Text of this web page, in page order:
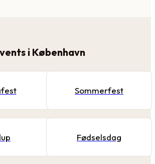
i København
Sommerfest
Fødselsdag